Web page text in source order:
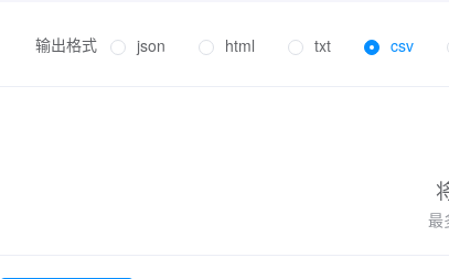
输出格式 json html txt csv
最